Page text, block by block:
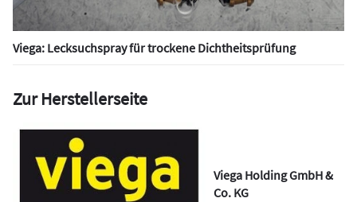
Viega: Lecksuchspray für trockene Dichtheitsprüfung
Zur Herstellerseite
Viega Holding GmbH &
Co. KG